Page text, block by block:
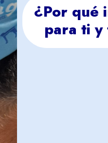
¿Por qué
para ti y